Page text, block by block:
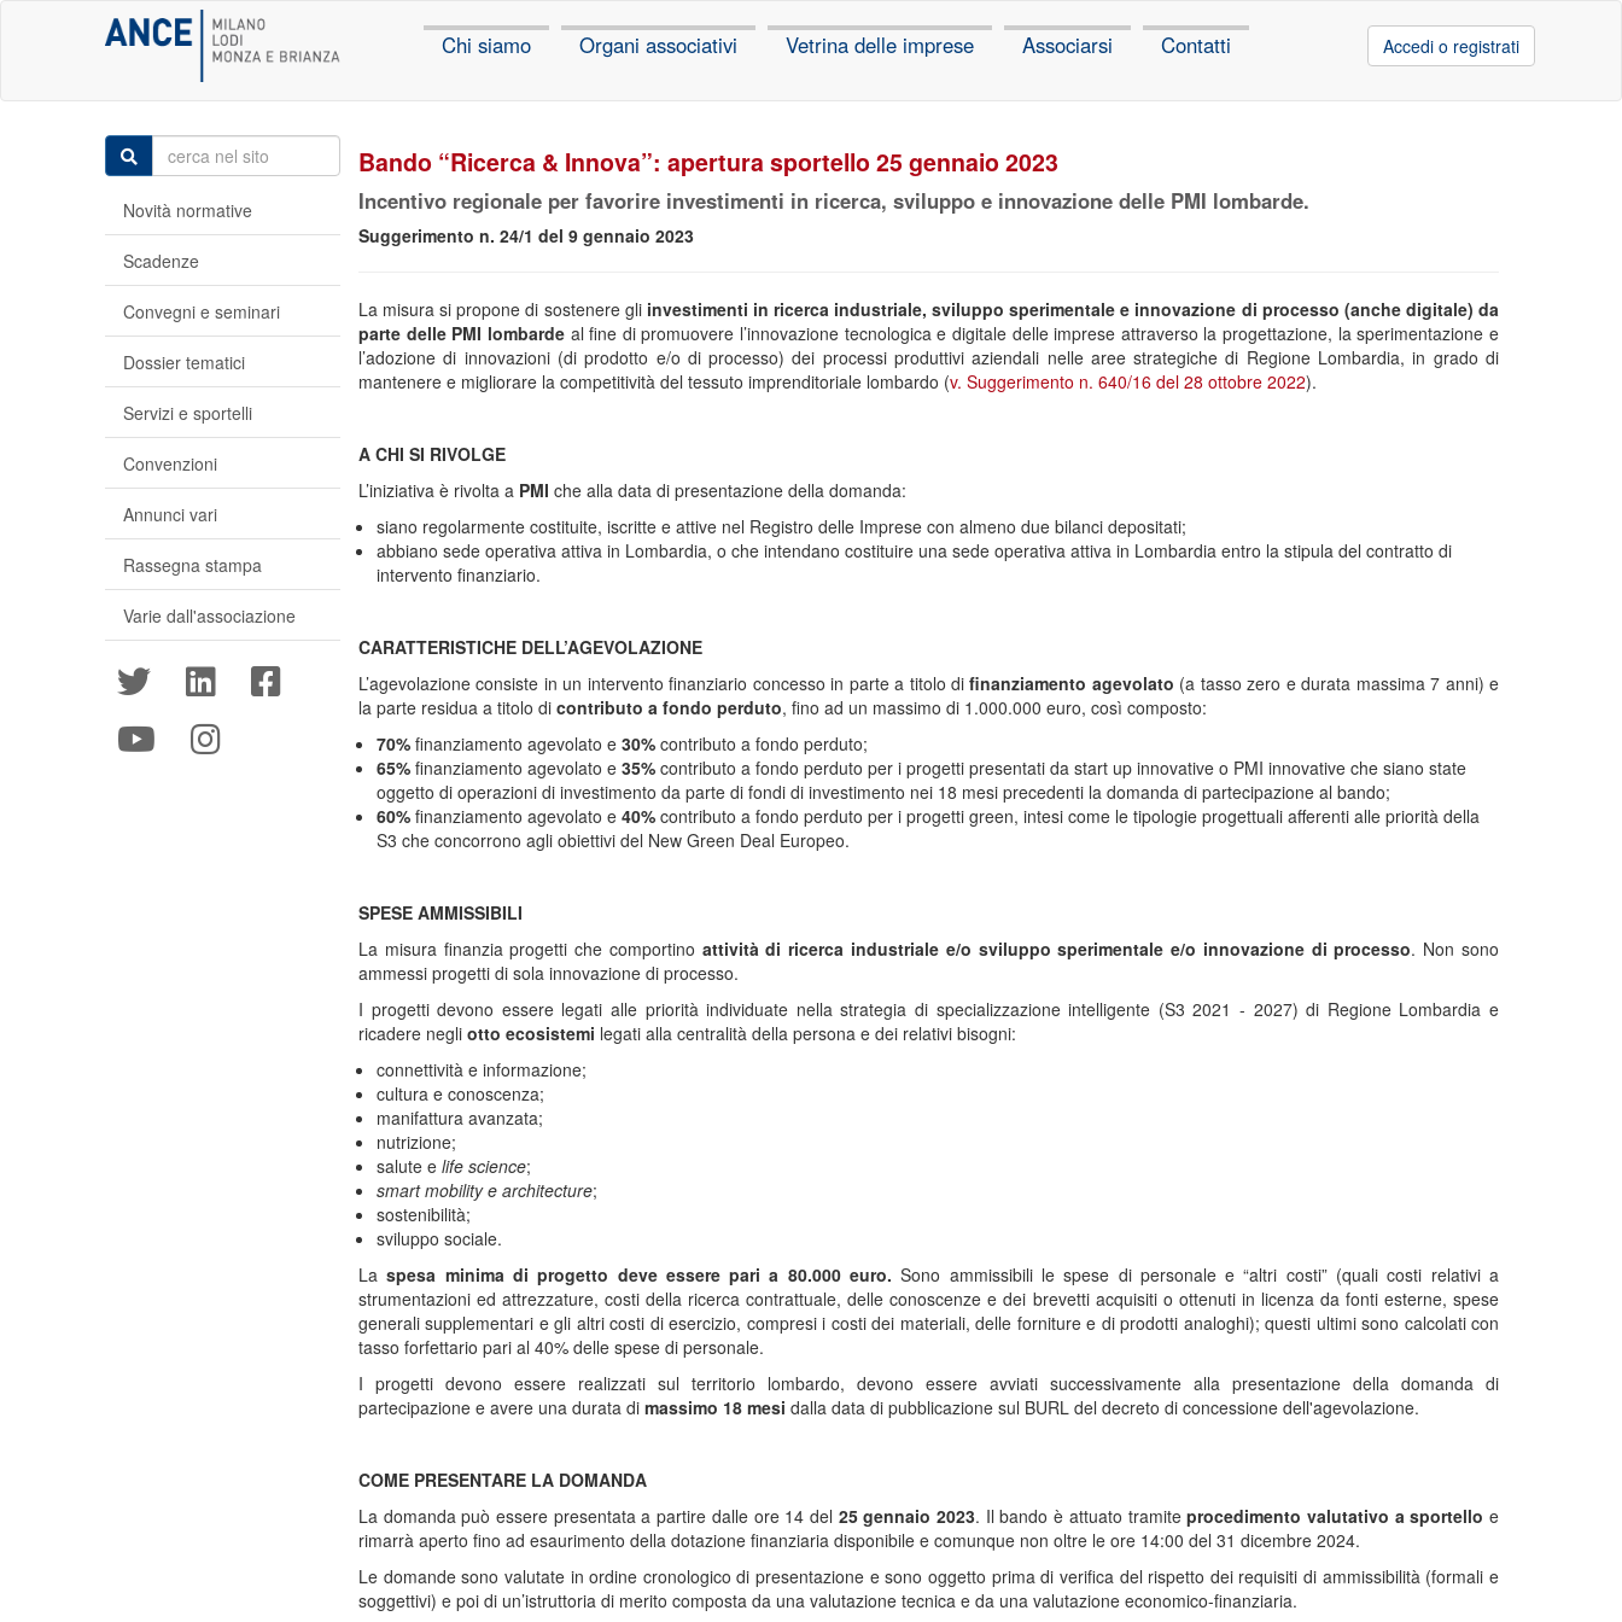
Chi siamo Organi associativi Vetrina delle imprese Associarsi Contatti Accedi o registrati
Bando “Ricerca & Innova”: apertura sportello 25 gennaio 2023
Incentivo regionale per favorire investimenti in ricerca, sviluppo e innovazione delle PMI lombarde.
Suggerimento n. 24/1 del 9 gennaio 2023
La misura si propone di sostenere gli investimenti in ricerca industriale, sviluppo sperimentale e innovazione di processo (anche digitale) da
parte delle PMI lombardeal fine di promuovere l’innovazione tecnologica e digitale delle imprese attraverso la progettazione, la sperimentazione e
l’adozione di innovazioni (di prodotto e/o di processo) dei processi produttivi aziendali nelle aree strategiche di Regione Lombardia, in grado di
mantenere e migliorare la competitività del tessuto imprenditoriale lombardo (v. Suggerimento n. 640/16 del 28 ottobre 2022).
A CHI SI RIVOLGE
L’iniziativa è rivolta a PMI che alla data di presentazione della domanda:
siano regolarmente costituite, iscritte e attive nel Registro delle Imprese con almeno due bilanci depositati;
abbiano sede operativa attiva in Lombardia, o che intendano costituire una sede operativa attiva in Lombardia entro la stipula del contratto di
intervento finanziario.
CARATTERISTICHE DELL’AGEVOLAZIONE
L’agevolazione consiste in un intervento finanziario concesso in parte a titolo difinanziamento agevolato (a tasso zero e durata massima 7 anni) e
la parte residua a titolo di contributo a fondo perduto, fino ad un massimo di 1.000.000 euro, così composto:
70% finanziamento agevolato e 30% contributo a fondo perduto;
65% finanziamento agevolato e 35% contributo a fondo perduto per i progetti presentati da start up innovative o PMI innovative che siano state
oggetto di operazioni di investimento da parte di fondi di investimento nei 18 mesi precedenti la domanda di partecipazione al bando;
60% finanziamento agevolato e 40% contributo a fondo perduto per i progetti green, intesi come le tipologie progettuali afferenti alle priorità della
S3 che concorrono agli obiettivi del New Green Deal Europeo.
SPESE AMMISSIBILI
La misura finanzia progetti che comportino attività di ricerca industriale e/o sviluppo sperimentale e/o innovazione di processo. Non sono
ammessi progetti di sola innovazione di processo.
I progetti devono essere legati alle priorità individuate nella strategia di specializzazione intelligente (S3 2021 - 2027) di Regione Lombardia e
ricadere negli otto ecosistemi legati alla centralità della persona e dei relativi bisogni:
connettività e informazione;
cultura e conoscenza;
manifattura avanzata;
nutrizione;
salute e life science;
smart mobility e architecture;
sostenibilità;
sviluppo sociale.
Laspesa minima di progetto deve essere pari a 80.000 euro. Sono ammissibili le spese di personale e “altri costi” (quali costi relativi a
strumentazioni ed attrezzature, costi della ricerca contrattuale, delle conoscenze e dei brevetti acquisiti o ottenuti in licenza da fonti esterne, spese
generali supplementari e gli altri costi di esercizio, compresi i costi dei materiali, delle forniture e di prodotti analoghi); questi ultimi sono calcolati con
tasso forfettario pari al 40% delle spese di personale.
I progetti devono essere realizzati sul territorio lombardo, devono essere avviati successivamente alla presentazione della domanda di
partecipazione e avere una durata di massimo 18 mesi dalla data di pubblicazione sul BURL del decreto di concessione dell'agevolazione.
COME PRESENTARE LA DOMANDA
La domanda può essere presentata a partire dalle ore 14 del 25 gennaio 2023. Il bando è attuato tramiteprocedimento valutativo a sportello e
rimarrà aperto fino ad esaurimento della dotazione finanziaria disponibile e comunque non oltre le ore 14:00 del 31 dicembre 2024.
Le domande sono valutate in ordine cronologico di presentazione e sono oggetto prima di verifica del rispetto dei requisiti di ammissibilità (formali e
soggettivi) e poi di un’istruttoria di merito composta da una valutazione tecnica e da una valutazione economico-finanziaria.
Novità normative
Scadenze
Convegni e seminari
Dossier tematici
Servizi e sportelli
Convenzioni
Annunci vari
Rassegna stampa
Varie dall'associazione